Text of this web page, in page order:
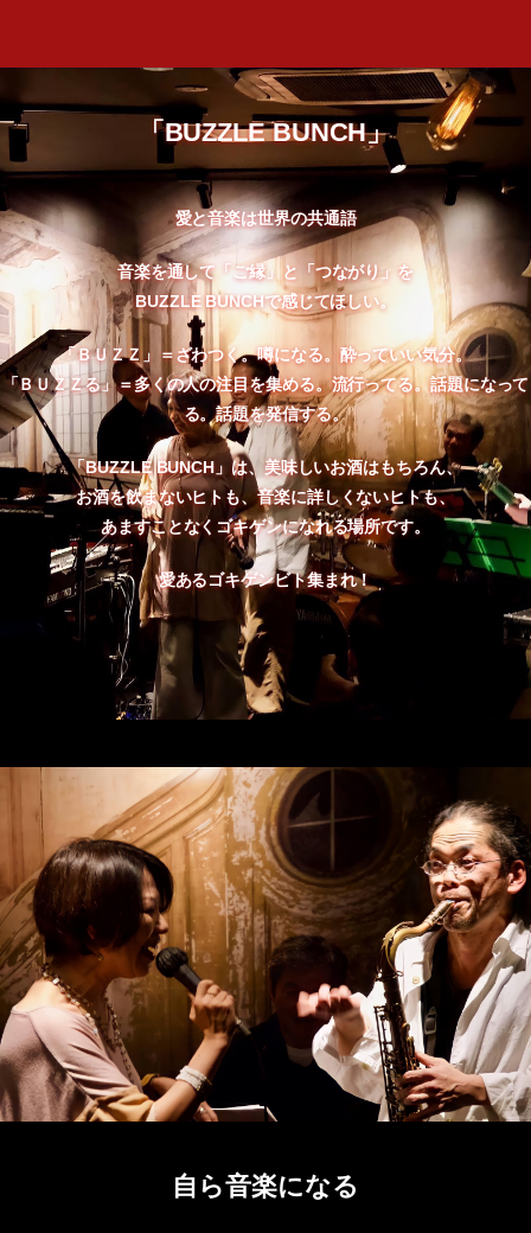
「BUZZLE BUNCH」
愛と音楽は世界の共通語
音楽を通して「ご縁」と「つながり」を
BUZZLE BUNCHで感じてほしい。
「ＢＵＺＺ」＝ざわつく。噂になる。酔っていい気分。
「ＢＵＺＺる」＝多くの人の注目を集める。流行ってる。話題になって
る。話題を発信する。
「BUZZLE BUNCH」は、美味しいお酒はもちろん、
お酒を飲まないヒトも、音楽に詳しくないヒトも、
あますことなくゴキゲンになれる場所です。
愛あるゴキゲンビト集まれ！
自ら音楽になる